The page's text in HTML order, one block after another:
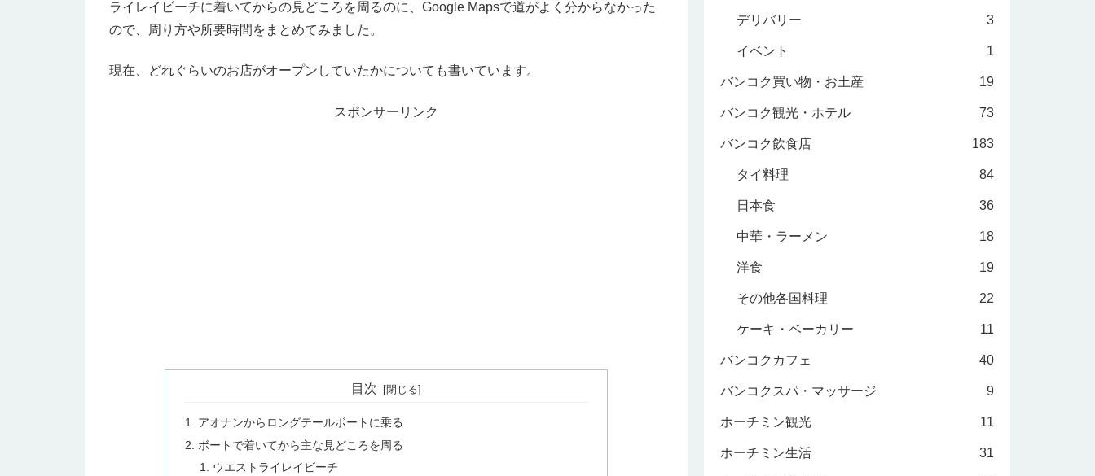
ライレイビーチに着いてからの見どころを周るのに、Google Mapsで道がよく分からなかった
ので、周り方や所要時間をまとめてみました。
現在、どれぐらいのお店がオープンしていたかについても書いています。
スポンサーリンク
目次
アオナンからロングテールボートに乗る
ボートで着いてから主な見どころを周る
ウエストライレイビーチ
デリバリー 3
イベント 1
バンコク買い物・お土産 19
バンコク観光・ホテル 73
バンコク飲食店 183
タイ料理 84
日本食 36
中華・ラーメン 18
洋食 19
その他各国料理 22
ケーキ・ベーカリー 11
バンコクカフェ 40
バンコクスパ・マッサージ 9
ホーチミン観光 11
ホーチミン生活 31